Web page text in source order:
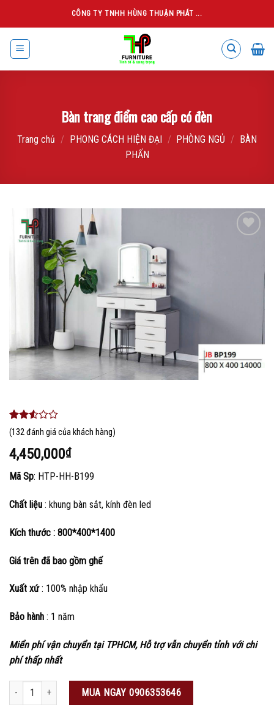
content
CÔNG TY TNHH HÙNG THUẬN PHÁT ...
Bàn trang điểm cao cấp có đèn
Trang chủ / PHONG CÁCH HIỆN ĐẠI / PHÒNG NGỦ /
BÀN
PHẤN
2.39
trên 5
dựa
trên
111
giá
(132đánh giá của khách hàng)
4,450,000₫
Mã Sp: HTP-HH-B199
Chất liệu : khung bàn sắt, kính đèn led
Kích thước : 800*400*1400
Giá trên đã bao gồm ghế
Xuất xứ: 100% nhập khẩu
Bảo hành : 1 năm
Miển phí vận chuyển tại TPHCM, Hỗ trợ vẫn chuyển tỉnh với chi
phí thấp nhất
Bàn trang điểm cao cấp có đèn số lượng
MUA NGAY 0906353646